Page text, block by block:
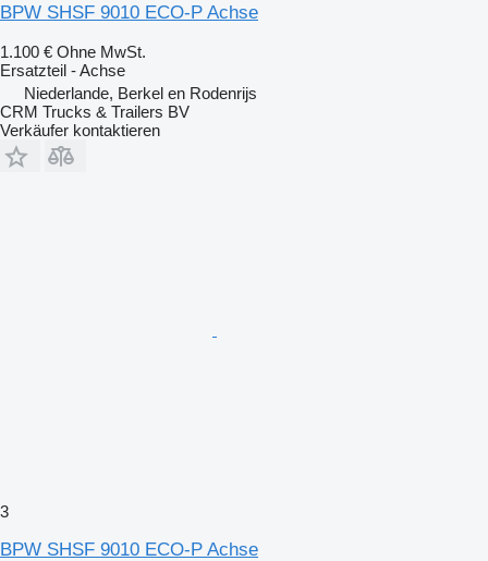
BPW SHSF 9010 ECO-P Achse
1.100 € Ohne MwSt.
Ersatzteil - Achse
Niederlande, Berkel en Rodenrijs
CRM Trucks & Trailers BV
Verkäufer kontaktieren
3
BPW SHSF 9010 ECO-P Achse